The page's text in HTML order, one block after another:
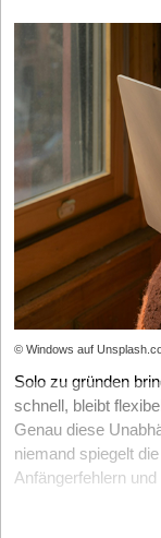
Bezeichnung:
enthalten Vor- und
„schmückende“
eingetragenen
e.Kfr., e.Kfm. tragen.
Rechtsgrundlagen:
Sie interessieren
Rechtsformen-
Step-by-Step
Fördermittel-
© Windows auf
Solo zu gründen
schnell, bleibt
Genau diese
niemand spiegelt
Anfängerfehlern
Mensch zum